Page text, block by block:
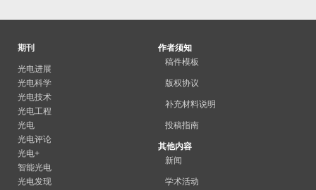
期刊
光电进展
光电科学
光电技术
光电工程
光电
光电评论
光电+
智能光电
光电发现
作者须知
稿件模板
版权协议
补充材料说明
投稿指南
其他内容
新闻
学术活动